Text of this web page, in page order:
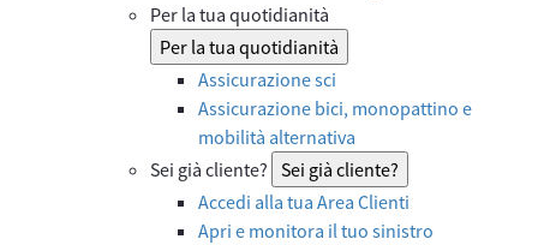
Per la tua quotidianità
Per la tua quotidianità
Assicurazione sci
Assicurazione bici, monopattino e
mobilità alternativa
Sei già cliente? Sei già cliente?
Accedi alla tua Area Clienti
Apri e monitora il tuo sinistro